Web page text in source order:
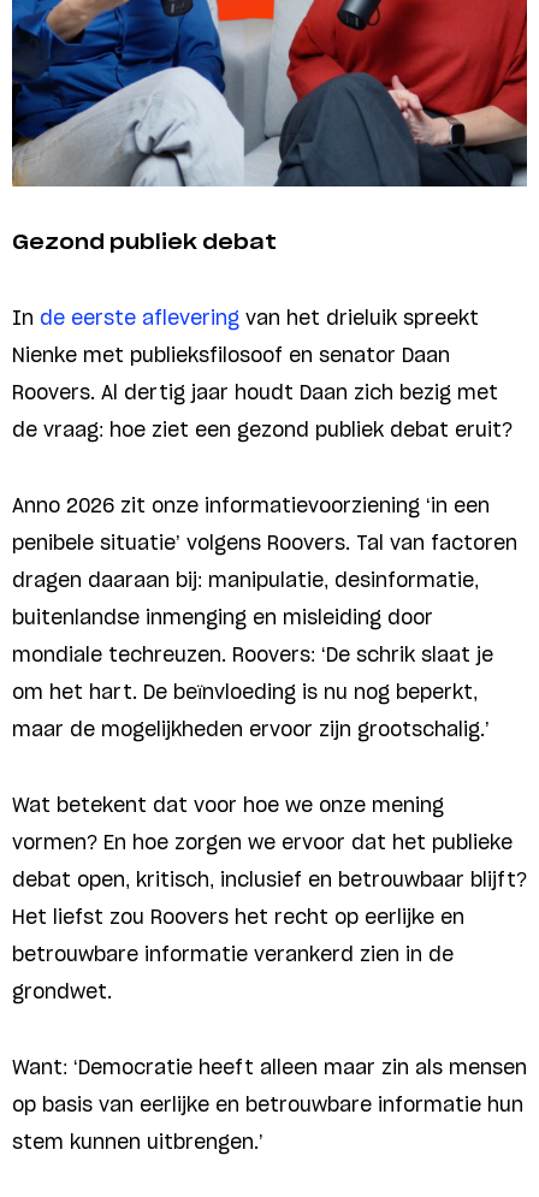
Gezond publiek debat
In de eerste aflevering van het drieluik spreekt
Nienke met publieksfilosoof en senator Daan
Roovers. Al dertig jaar houdt Daan zich bezig met
de vraag: hoe ziet een gezond publiek debat eruit?
Anno 2026 zit onze informatievoorziening ‘in een
penibele situatie’ volgens Roovers. Tal van factoren
dragen daaraan bij: manipulatie, desinformatie,
buitenlandse inmenging en misleiding door
mondiale techreuzen. Roovers: ‘De schrik slaat je
om het hart. De beïnvloeding is nu nog beperkt,
maar de mogelijkheden ervoor zijn grootschalig.’
Wat betekent dat voor hoe we onze mening
vormen? En hoe zorgen we ervoor dat het publieke
debat open, kritisch, inclusief en betrouwbaar blijft?
Het liefst zou Roovers het recht op eerlijke en
betrouwbare informatie verankerd zien in de
grondwet.
Want: ‘Democratie heeft alleen maar zin als mensen
op basis van eerlijke en betrouwbare informatie hun
stem kunnen uitbrengen.’